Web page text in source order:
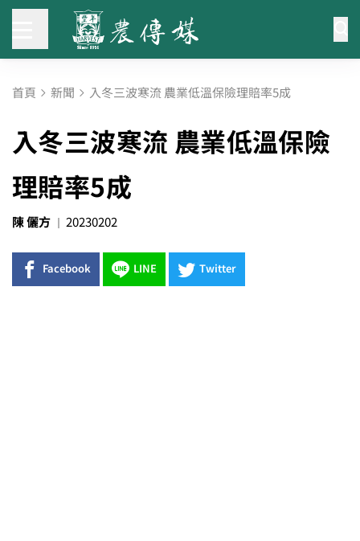
首頁 新聞 入冬三波寒流 農業低溫保險理賠率5成
入冬三波寒流 農業低溫保險
理賠率5成
陳 儷方 20230202
Facebook LINE Twitter